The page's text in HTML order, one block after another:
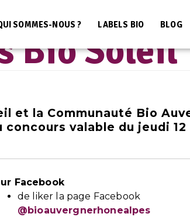
SOMMES-NOUS ? LABELS BIO BLOG
RHÔNE-ALPES
Bio Soleil
et la Communauté Bio
valable du jeudi 12
Facebook
de liker la page Facebook
@bioauvergnerhonealpes